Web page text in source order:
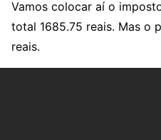
Vamos colocar aí o
total 1685.75 reais. Mas o
reais.